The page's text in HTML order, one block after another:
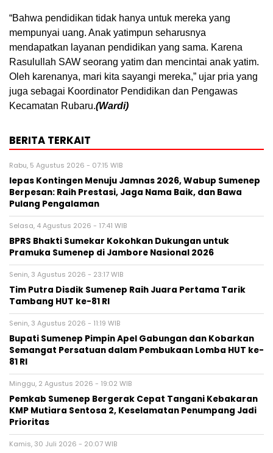
“Bahwa pendidikan tidak hanya untuk mereka yang
mempunyai uang. Anak yatimpun seharusnya
mendapatkan layanan pendidikan yang sama. Karena
Rasulullah SAW seorang yatim dan mencintai anak yatim.
Oleh karenanya, mari kita sayangi mereka,” ujar pria yang
juga sebagai Koordinator Pendidikan dan Pengawas
Kecamatan Rubaru.(Wardi)
BERITA TERKAIT
Rabu, 5 Agustus 2026 - 07:15 WIB
lepas Kontingen Menuju Jamnas 2026, Wabup Sumenep
Berpesan: Raih Prestasi, Jaga Nama Baik, dan Bawa
Pulang Pengalaman
Selasa, 4 Agustus 2026 - 17:41 WIB
BPRS Bhakti Sumekar Kokohkan Dukungan untuk
Pramuka Sumenep di Jambore Nasional 2026
Senin, 3 Agustus 2026 - 23:17 WIB
Tim Putra Disdik Sumenep Raih Juara Pertama Tarik
Tambang HUT ke-81 RI
Senin, 3 Agustus 2026 - 11:19 WIB
Bupati Sumenep Pimpin Apel Gabungan dan Kobarkan
Semangat Persatuan dalam Pembukaan Lomba HUT ke-
81 RI
Minggu, 2 Agustus 2026 - 19:02 WIB
Pemkab Sumenep Bergerak Cepat Tangani Kebakaran
KMP Mutiara Sentosa 2, Keselamatan Penumpang Jadi
Prioritas
Kamis, 30 Juli 2026 - 20:07 WIB